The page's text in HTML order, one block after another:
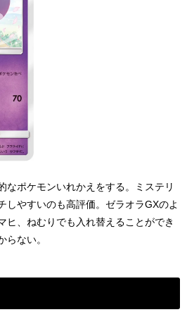
なポケモンいれかえをする。ミステリ
しやすいのも高評価。ゼラオラGXのよ
ヒ、ねむりでも入れ替えることができ
らない。